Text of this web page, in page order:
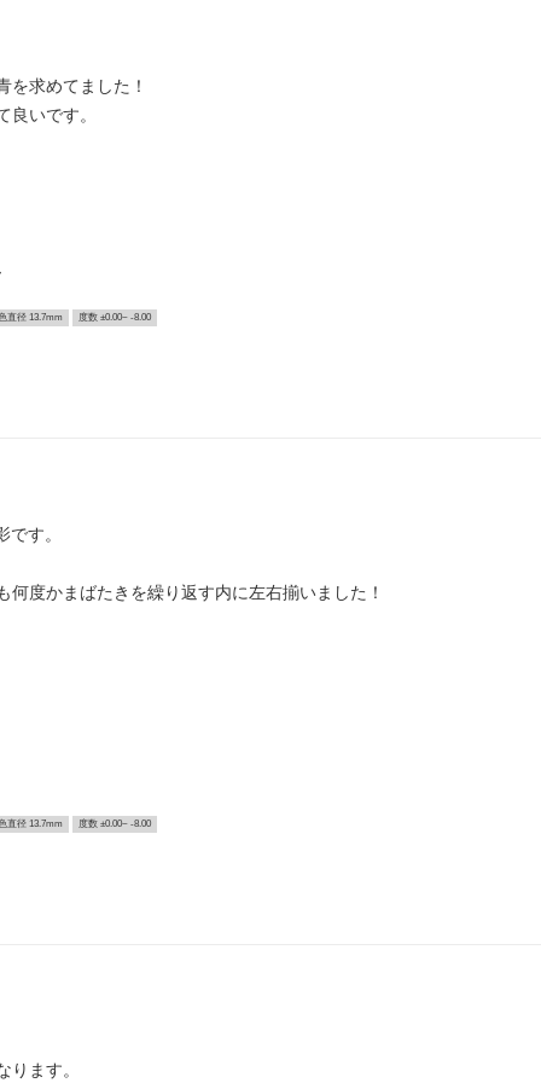
を求めてました！
いです。
直径 13.7mm 度数 ±0.00~ -8.00
す。
度かまばたきを繰り返す内に左右揃いました！
直径 13.7mm 度数 ±0.00~ -8.00
ります。